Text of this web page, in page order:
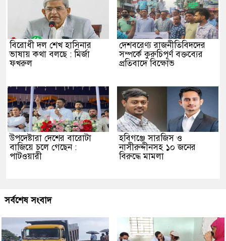
বিরোধী দল শেখ হাসিনার
ভাষায় কথা বলছে : মির্জা
ফখরুল
দেশবরেণ্য রাজনীতিবিদদের
সম্পর্কে কুরুচিপূর্ণ বক্তব্যের
প্রতিবাদে বিক্ষোভ
উপদেষ্টারা দেশের বারোটা
বাজিয়ে চলে গেছেন :
পাটওয়ারী
হবিগঞ্জে সারজিস ও
নাসীরুদ্দীনসহ ১০ জনের
বিরুদ্ধে মামলা
সর্বশেষ সংবাদ